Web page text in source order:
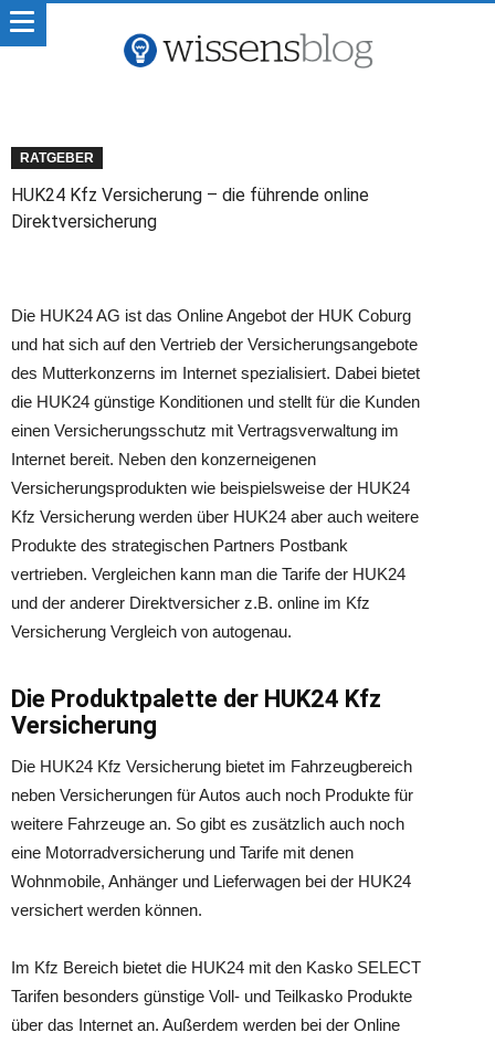
RATGEBER
HUK24 Kfz Versicherung – die führende online
Direktversicherung
Die HUK24 AG ist das Online Angebot der HUK Coburg
und hat sich auf den Vertrieb der Versicherungsangebote
des Mutterkonzerns im Internet spezialisiert. Dabei bietet
die HUK24 günstige Konditionen und stellt für die Kunden
einen Versicherungsschutz mit Vertragsverwaltung im
Internet bereit. Neben den konzerneigenen
Versicherungsprodukten wie beispielsweise der HUK24
Kfz Versicherung werden über HUK24 aber auch weitere
Produkte des strategischen Partners Postbank
vertrieben. Vergleichen kann man die Tarife der HUK24
und der anderer Direktversicher z.B. online im Kfz
Versicherung Vergleich von autogenau.
Die Produktpalette der HUK24 Kfz
Versicherung
Die HUK24 Kfz Versicherung bietet im Fahrzeugbereich
neben Versicherungen für Autos auch noch Produkte für
weitere Fahrzeuge an. So gibt es zusätzlich auch noch
eine Motorradversicherung und Tarife mit denen
Wohnmobile, Anhänger und Lieferwagen bei der HUK24
versichert werden können.
Im Kfz Bereich bietet die HUK24 mit den Kasko SELECT
Tarifen besonders günstige Voll- und Teilkasko Produkte
über das Internet an. Außerdem werden bei der Online